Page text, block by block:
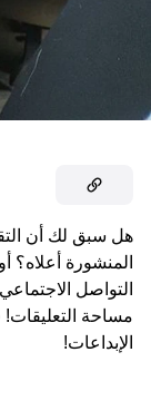
هل سبق لك أن
المنشورة
التواصل
مساحة
الإبداعات!